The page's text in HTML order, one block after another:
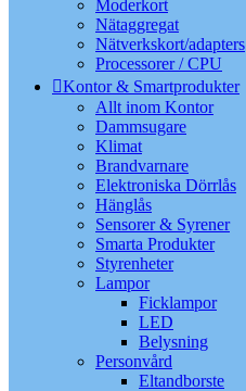
Moderkort
Nätaggregat
Nätverkskort/adapters
Processorer / CPU
Kontor & Smartprodukter
Allt inom Kontor
Dammsugare
Klimat
Brandvarnare
Elektroniska Dörrlås
Hänglås
Sensorer & Syrener
Smarta Produkter
Styrenheter
Lampor
Ficklampor
LED
Belysning
Personvård
Eltandborste